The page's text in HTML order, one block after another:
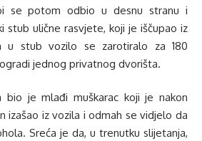
se potom odbio u desnu stranu i
stub ulične rasvjete, koji je iščupao iz
u stub vozilo se zarotiralo za 180
jednog privatnog dvorišta.
je mlađi muškarac koji je nakon
izašao iz vozila i odmah se vidjelo da
Sreća je da, u trenutku slijetanja,